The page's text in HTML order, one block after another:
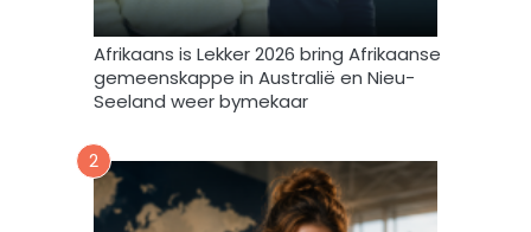
e
m
e
k
d
a
a
t
Afrikaans is Lekker 2026 bring Afrikaanse
gemeenskappe in Australië en Nieu-
Seeland weer bymekaar
2